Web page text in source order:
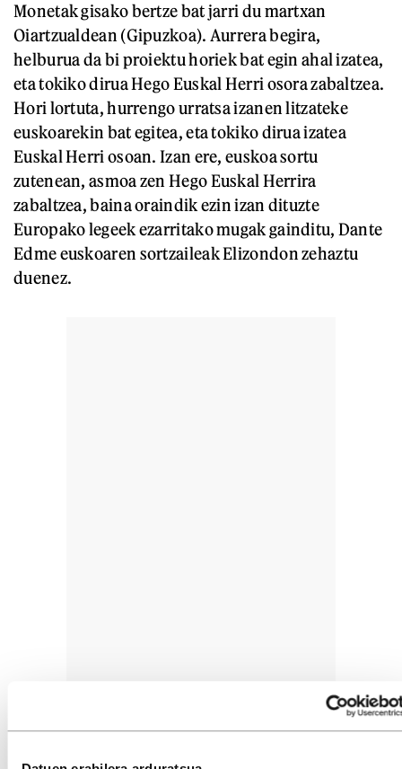
Monetak gisako bertze bat jarri du martxan
Oiartzualdean (Gipuzkoa). Aurrera begira,
helburua da bi proiektu horiek bat egin ahal izatea,
eta tokiko dirua Hego Euskal Herri osora zabaltzea.
Hori lortuta, hurrengo urratsa izanen litzateke
euskoarekin bat egitea, eta tokiko dirua izatea
Euskal Herri osoan. Izan ere, euskoa sortu
zutenean, asmoa zen Hego Euskal Herrira
zabaltzea, baina oraindik ezin izan dituzte
Europako legeek ezarritako mugak gainditu, Dante
Edme euskoaren sortzaileak Elizondon zehaztu
duenez.